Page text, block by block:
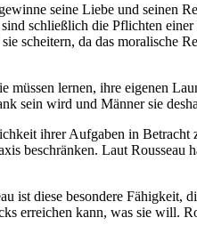
seine Liebe und seinen
schließlich die Pflichten
scheitern, da das moralische
lernen, ihre eigenen
sein wird und Männer sie
ihrer Aufgaben in Betracht
beschränken. Laut Rousseau
diese besondere Fähigkeit,
kann, was sie will.